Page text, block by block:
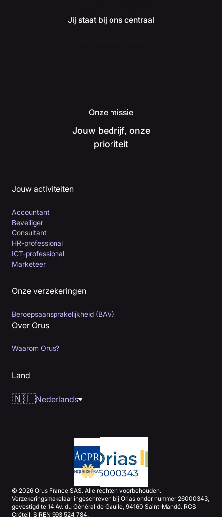
Jij staat bij ons centraal
Onze missie
Jouw bedrijf, onze
prioriteit
Jouw activiteiten
Accountant
Beveiliger
Consultant
HR-professional
ICT-professional
Marketeer
Onze verzekeringen
Beroepsaansprakelijkheid (BAV)
Over Orus
Waarom Orus?
Land
🇳🇱Nederlands
© 2026 Orus France SAS. Alle rechten voorbehouden.
Verzekeringsmakelaar ingeschreven bij Orias onder nummer 26000343,
gevestigd te 14 Av. du Général de Gaulle, 94160 Saint-Mandé. RCS
Créteil, SIREN 993 524 784.